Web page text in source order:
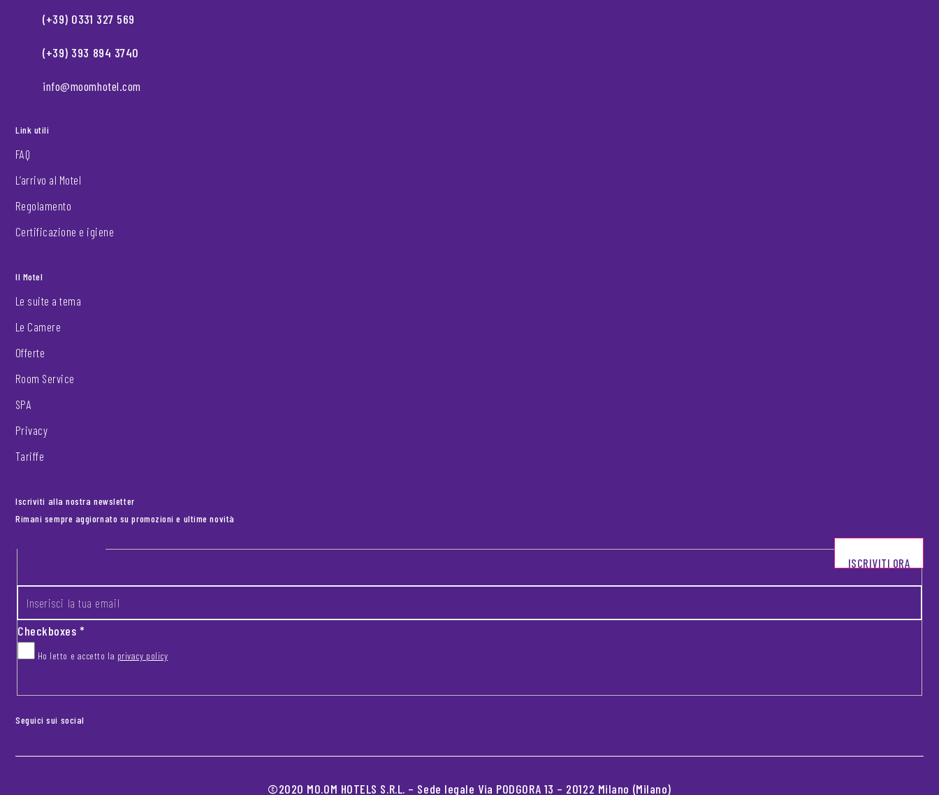
(+39) 0331 327 569
(+39) 393 894 3740
info@moomhotel.com
Link utili
FAQ
L’arrivo al Motel
Regolamento
Certificazione e igiene
Il Motel
Le suite a tema
Le Camere
Offerte
Room Service
SPA
Privacy
Tariffe
Iscriviti alla nostra newsletter
Rimani sempre aggiornato su promozioni e ultime novità
Footer newsletter
Checkboxes*
Ho letto e accetto la privacy policy
ISCRIVITI ORA
Seguici sui social
©2020 MO.OM HOTELS S.R.L. – Sede legale Via PODGORA 13 – 20122 Milano (Milano)